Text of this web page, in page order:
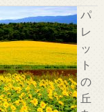
パ
レ
ッ
ト
の
丘